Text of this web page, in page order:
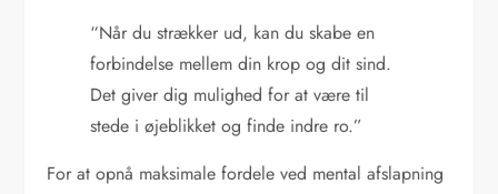
“Når du strækker ud, kan du skabe en
forbindelse mellem din krop og dit sind.
Det giver dig mulighed for at være til
stede i øjeblikket og finde indre ro.”
For at opnå maksimale fordele ved mental afslapning